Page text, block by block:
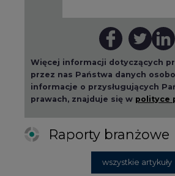
Więcej informacji dotyczących
przez nas Państwa danych
informacje o przysługujących
prawach, znajduje się w polityce
Raporty branżowe
wszystkie artykuły